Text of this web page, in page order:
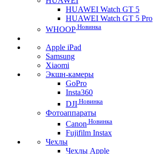
HUAWEI Watch GT 5
HUAWEI Watch GT 5 Pro
WHOOP Новинка
Apple iPad
Samsung
Xiaomi
Экшн-камеры
GoPro
Insta360
DJI Новинка
Фотоаппараты
Canon Новинка
Fujifilm Instax
Чехлы
Чехлы Apple